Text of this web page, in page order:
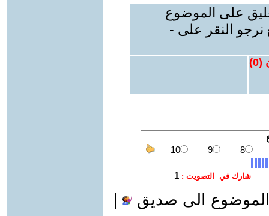
على الموضوع
نرجو النقر على -
(
0
)
الى صديق